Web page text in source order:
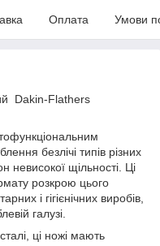
Оплата Умови
Dakin-Flathers
безлічі типів різних
невисокої щільності. Ці
розкрою цього
і гігієнічних виробів,
галузі.
ці ножі мають